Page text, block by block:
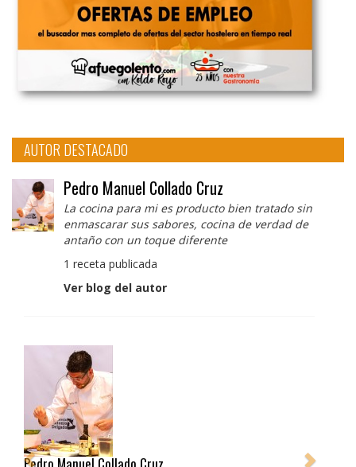
AUTOR DESTACADO
Pedro Manuel Collado Cruz
La cocina para mi es producto bien tratado sin
enmascarar sus sabores, cocina de verdad de
antaño con un toque diferente
1 receta publicada
Ver blog del autor